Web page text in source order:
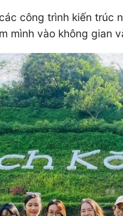
công trình kiến trúc
mình vào không gian